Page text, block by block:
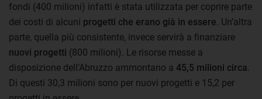
fondi (400 milioni) infatti è stata utilizzata per coprire parte
dei costi di alcuni progetti che erano già in essere. Un’altra
parte, quella più consistente, invece servirà a finanziare
nuovi progetti (800 milioni). Le risorse messe a
disposizione dell’Abruzzo ammontano a 45,5 milioni circa.
Di questi 30,3 milioni sono per nuovi progetti e 15,2 per